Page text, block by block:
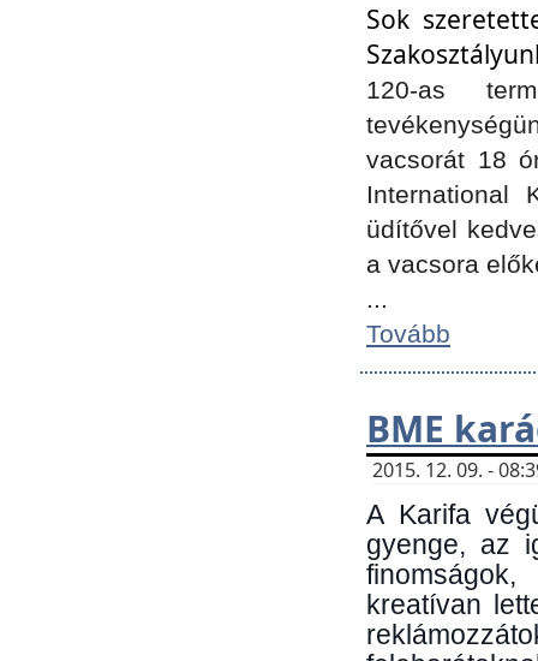
Sok
120-as
vacsorát 18
International
üdítővel
a vacsora
...
Tovább
BME
2015. 12. 09. -
A Karifa
gyenge, az
kreatívan